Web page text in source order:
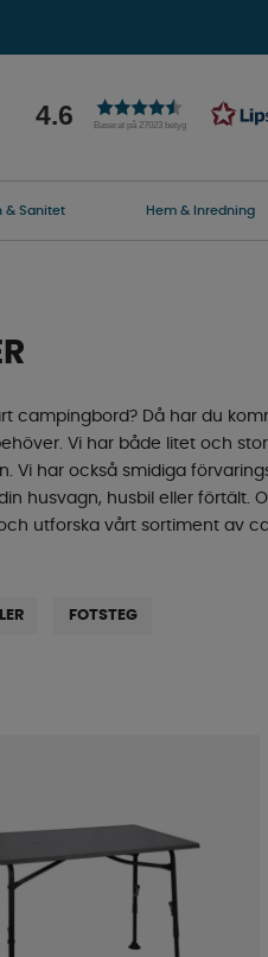
4.6 Baserat på 27023 betyg
& Sanitet Hem & Inredning
campingbord? Då har du
Vi har både litet och
Vi har också smidiga
husvagn, husbil eller förtält.
utforska vårt sortiment av
FOTSTEG